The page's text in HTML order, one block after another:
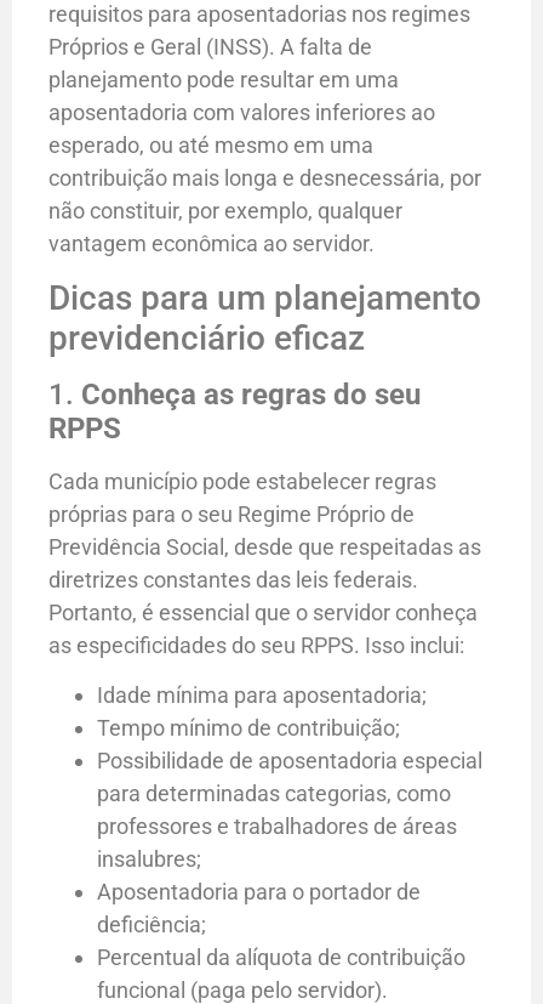
requisitos para aposentadorias nos regimes
Próprios e Geral (INSS). A falta de
planejamento pode resultar em uma
aposentadoria com valores inferiores ao
esperado, ou até mesmo em uma
contribuição mais longa e desnecessária, por
não constituir, por exemplo, qualquer
vantagem econômica ao servidor.
Dicas para um planejamento
previdenciário eficaz
1. Conheça as regras do seu
RPPS
Cada município pode estabelecer regras
próprias para o seu Regime Próprio de
Previdência Social, desde que respeitadas as
diretrizes constantes das leis federais.
Portanto, é essencial que o servidor conheça
as especificidades do seu RPPS. Isso inclui:
Idade mínima para aposentadoria;
Tempo mínimo de contribuição;
Possibilidade de aposentadoria especial
para determinadas categorias, como
professores e trabalhadores de áreas
insalubres;
Aposentadoria para o portador de
deficiência;
Percentual da alíquota de contribuição
funcional (paga pelo servidor).